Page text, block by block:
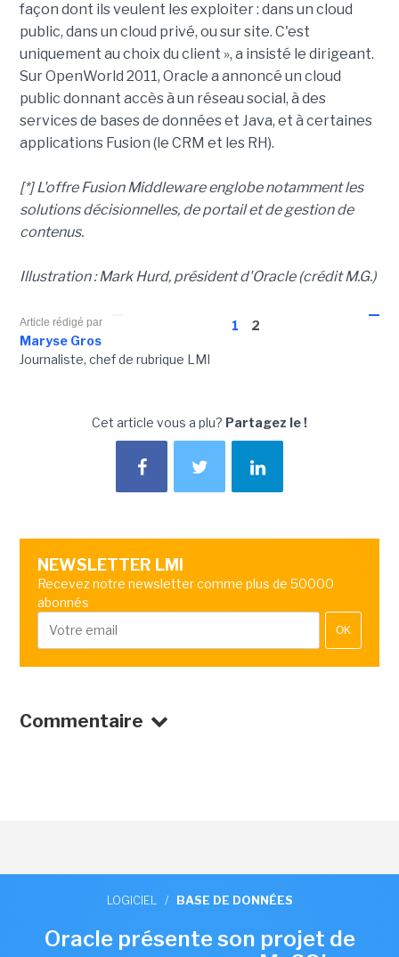
façon dont ils veulent les exploiter : dans un cloud
public, dans un cloud privé, ou sur site. C'est
uniquement au choix du client », a insisté le dirigeant.
Sur OpenWorld 2011, Oracle a annoncé un cloud
public donnant accès à un réseau social, à des
services de bases de données et Java, et à certaines
applications Fusion (le CRM et les RH).
[*] L'offre Fusion Middleware englobe notamment les
solutions décisionnelles, de portail et de gestion de
contenus.
Illustration : Mark Hurd, président d'Oracle (crédit M.G.)
1 2
Article rédigé par
Maryse Gros
Journaliste, chef de rubrique LMI
Cet article vous a plu? Partagez le !
NEWSLETTER LMI
Recevez notre newsletter comme plus de 50000
abonnés
OK
Commentaire
LOGICIEL / BASE DE DONNÉES
Oracle présente son projet de